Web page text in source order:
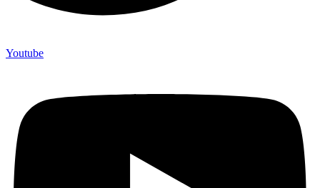
Youtube